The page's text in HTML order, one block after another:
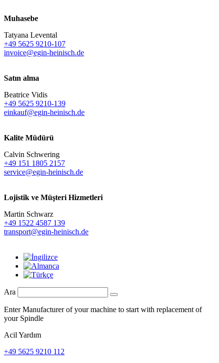
Muhasebe
Tatyana Levental
+49 5625 9210-107
invoice@egin-heinisch.de
Satın alma
Beatrice Vidis
+49 5625 9210-139
einkauf@egin-heinisch.de
Kalite Müdürü
Calvin Schwering
+49 151 1805 2157
service@egin-heinisch.de
Lojistik ve Müşteri Hizmetleri
Martin Schwarz
+49 1522 4587 139
transport@egin-heinisch.de
Ara
Enter Manufacturer of your machine to start with replacement of
your Spindle
Acil Yardım
+49 5625 9210 112